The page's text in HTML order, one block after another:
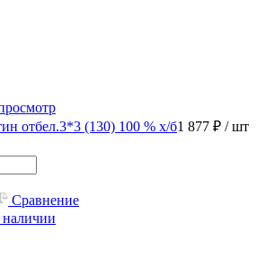
отбел.3*3 (130) 100 % х/б1 877 ₽ / шт
Сравнение